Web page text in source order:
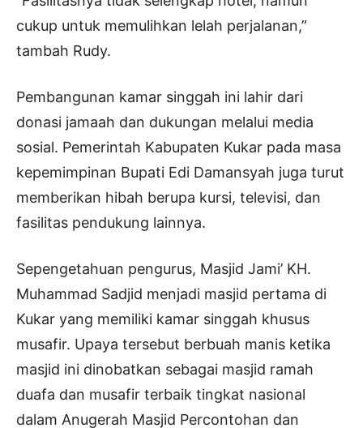
cukup untuk memulihkan lelah perjalanan,”
tambah Rudy.
Pembangunan kamar singgah ini lahir dari
donasi jamaah dan dukungan melalui media
sosial. Pemerintah Kabupaten Kukar pada masa
kepemimpinan Bupati Edi Damansyah juga turut
memberikan hibah berupa kursi, televisi, dan
fasilitas pendukung lainnya.
Sepengetahuan pengurus, Masjid Jami’ KH.
Muhammad Sadjid menjadi masjid pertama di
Kukar yang memiliki kamar singgah khusus
musafir. Upaya tersebut berbuah manis ketika
masjid ini dinobatkan sebagai masjid ramah
duafa dan musafir terbaik tingkat nasional
dalam Anugerah Masjid Percontohan dan